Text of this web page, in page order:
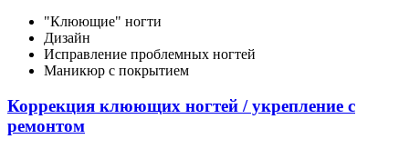
"Клюющие" ногти
Дизайн
Исправление проблемных ногтей
Маникюр с покрытием
Коррекция клюющих ногтей / укрепление с
ремонтом